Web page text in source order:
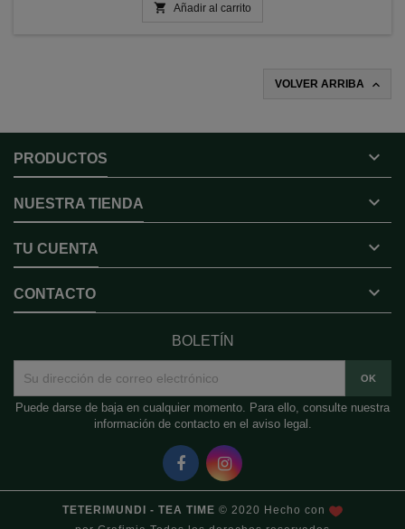
 Añadir al carrito
VOLVER ARRIBA 
PRODUCTOS 
NUESTRA TIENDA 
TU CUENTA 
CONTACTO 
BOLETÍN
Puede darse de baja en cualquier momento. Para ello, consulte nuestra
información de contacto en el aviso legal.
TETERIMUNDI - TEA TIME © 2020 Hecho con